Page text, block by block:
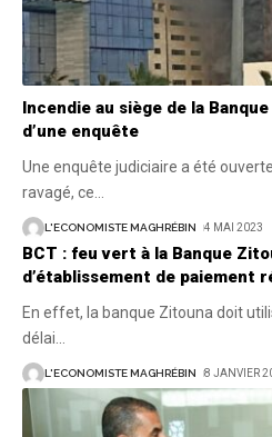
Incendie au siège de la
d’une enquête
Une enquête judiciaire a été
ravagé, ce
L'ECONOMISTE MAGHRÉBIN 4 MAI 2023
BCT : feu vert à la Banque
d’établissement de paiement
En effet, la banque Zitouna doit
délai
L'ECONOMISTE MAGHRÉBIN 8 JANVIER